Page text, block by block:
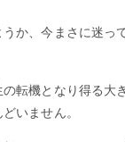
か、今まさに迷っ
転機となり得る大
いません。